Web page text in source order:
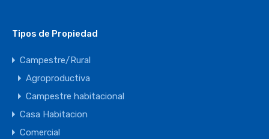
Tipos de Propiedad
Campestre/Rural
Agroproductiva
Campestre habitacional
Casa Habitacion
Comercial